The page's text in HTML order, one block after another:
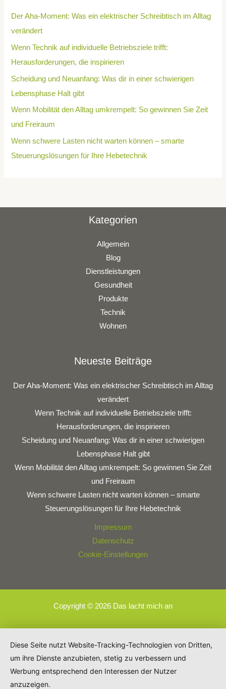
Der Aha-Moment: Was ein elektrischer Schreibtisch im Alltag
verändert
Wenn Technik auf individuelle Betriebsziele trifft:
Herausforderungen, die inspirieren
Scheidung und Neuanfang: Was dir in einer schwierigen
Lebensphase Halt gibt
Wenn Mobilität den Alltag umkrempelt: So gewinnen Sie Zeit
und Freiraum
Wenn schwere Lasten nicht warten können – smarte
Steuerungslösungen für Ihre Hebetechnik
Kategorien
Allgemein
Blog
Dienstleistungen
Gesundheit
Produkte
Technik
Wohnen
Neueste Beiträge
Der Aha-Moment: Was ein elektrischer Schreibtisch im Alltag
verändert
Wenn Technik auf individuelle Betriebsziele trifft:
Herausforderungen, die inspirieren
Scheidung und Neuanfang: Was dir in einer schwierigen
Lebensphase Halt gibt
Wenn Mobilität den Alltag umkrempelt: So gewinnen Sie Zeit
und Freiraum
Wenn schwere Lasten nicht warten können – smarte
Steuerungslösungen für Ihre Hebetechnik
Impressum
Datenschutz
Cookie-Einstellungen
Copyright © 2026 Das lacht mich an
Diese Seite nutzt Website-Tracking-Technologien von Dritten,
um ihre Dienste anzubieten, stetig zu verbessern und
Werbung entsprechend den Interessen der Nutzer
anzuzeigen.